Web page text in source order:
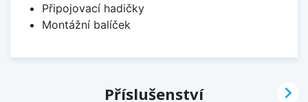
Připojovací hadičky
Montážní balíček
Příslušenství 